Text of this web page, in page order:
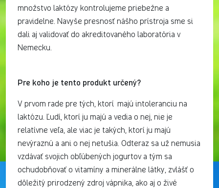
množstvo laktózy kontrolujeme priebežne a
pravidelne. Navyše presnosť nášho prístroja sme si
dali aj validovať do akreditovaného laboratória v
Nemecku.
Pre koho je tento produkt určený?
V prvom rade pre tých, ktorí majú intoleranciu na
laktózu. Ľudí, ktorí ju majú a vedia o nej, nie je
relatívne veľa, ale viac je takých, ktorí ju majú
nevýraznú a ani o nej netušia. Odteraz sa už nemusia
vzdávať svojich obľúbených jogurtov a tým sa
ochudobňovať o vitamíny a minerálne látky, zvlášť o
dôležitý prirodzený zdroj vápnika, ako aj o živé